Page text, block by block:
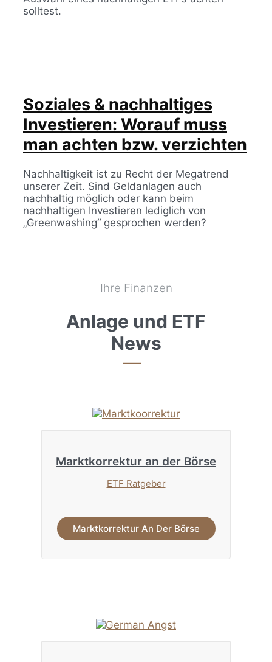
solltest.
Soziales & nachhaltiges
Investieren: Worauf muss
man achten bzw. verzichten
Nachhaltigkeit ist zu Recht der Megatrend
unserer Zeit. Sind Geldanlagen auch
nachhaltig möglich oder kann beim
nachhaltigen Investieren lediglich von
„Greenwashing“ gesprochen werden?
Ihre Finanzen
Anlage und ETF
News
Marktkorrektur an der Börse
ETF Ratgeber
Marktkorrektur An Der Börse